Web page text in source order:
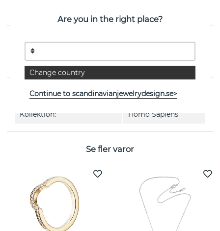
PRODUKTBESKRIVNING
sterlingsilver från svenska Efva Attling
EGENSKAPER
Kollektion: Homo Sapiens
Se fler varor
Are you in the right place?
Change country
Continue to scandinavianjewelrydesign.se>